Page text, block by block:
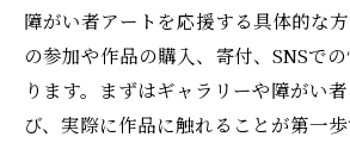
障がい者アートを応援する具体的な
の参加や作品の購入、寄付、SNSで
ります。まずはギャラリーや障がい
び、実際に作品に触れることが第一